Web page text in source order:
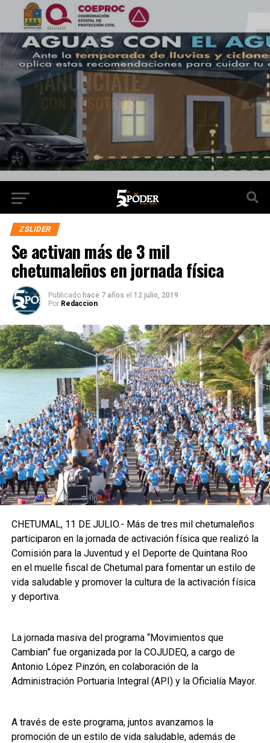
ZSLIDER
Se activan más de 3 mil
chetumaleños en jornada física
Publicado hace 7 años el 12 julio, 2019
Por Redaccion
CHETUMAL, 11 DE JULIO.- Más de tres mil chetumaleños
participaron en la jornada de activación física que realizó la
Comisión para la Juventud y el Deporte de Quintana Roo
en el muelle fiscal de Chetumal para fomentar un estilo de
vida saludable y promover la cultura de la activación física
y deportiva.
La jornada masiva del programa “Movimientos que
Cambian” fue organizada por la COJUDEQ, a cargo de
Antonio López Pinzón, en colaboración de la
Administración Portuaria Integral (API) y la Oficialía Mayor.
A través de este programa, juntos avanzamos la
promoción de un estilo de vida saludable, además de